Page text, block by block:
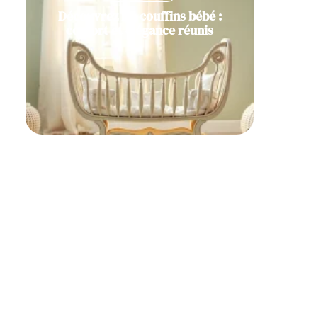
Découvrez les couffins bébé :
confort et élégance réunis